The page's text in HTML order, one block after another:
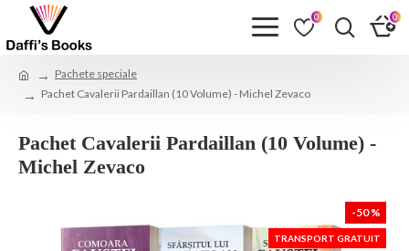
0 0
Pachete speciale
Pachet Cavalerii Pardaillan (10 Volume) - Michel Zevaco
Pachet Cavalerii Pardaillan (10 Volume) -
Michel Zevaco
TRANSPORT GRATUIT
-50 %